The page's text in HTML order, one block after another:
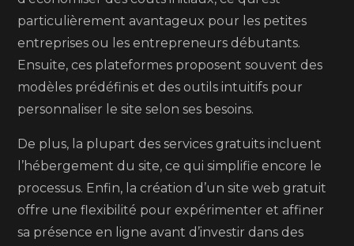
particulièrement avantageux pour les petites
entreprises ou les entrepreneurs débutants.
Ensuite, ces plateformes proposent souvent des
modèles prédéfinis et des outils intuitifs pour
personnaliser le site selon ses besoins.
De plus, la plupart des services gratuits incluent
l’hébergement du site, ce qui simplifie encore le
processus. Enfin, la création d’un site web gratuit
offre une flexibilité pour expérimenter et affiner
sa présence en ligne avant d’investir dans des